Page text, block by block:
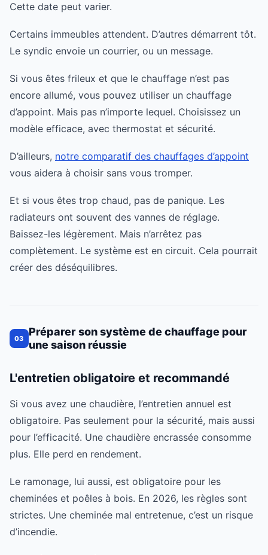
Cette date peut varier.
Certains immeubles attendent. D’autres démarrent tôt.
Le syndic envoie un courrier, ou un message.
Si vous êtes frileux et que le chauffage n’est pas
encore allumé, vous pouvez utiliser un chauffage
d’appoint. Mais pas n’importe lequel. Choisissez un
modèle efficace, avec thermostat et sécurité.
D’ailleurs, notre comparatif des chauffages d’appoint
vous aidera à choisir sans vous tromper.
Et si vous êtes trop chaud, pas de panique. Les
radiateurs ont souvent des vannes de réglage.
Baissez-les légèrement. Mais n’arrêtez pas
complètement. Le système est en circuit. Cela pourrait
créer des déséquilibres.
03
Préparer son système de chauffage pour
une saison réussie
L'entretien obligatoire et recommandé
Si vous avez une chaudière, l’entretien annuel est
obligatoire. Pas seulement pour la sécurité, mais aussi
pour l’efficacité. Une chaudière encrassée consomme
plus. Elle perd en rendement.
Le ramonage, lui aussi, est obligatoire pour les
cheminées et poêles à bois. En 2026, les règles sont
strictes. Une cheminée mal entretenue, c’est un risque
d’incendie.